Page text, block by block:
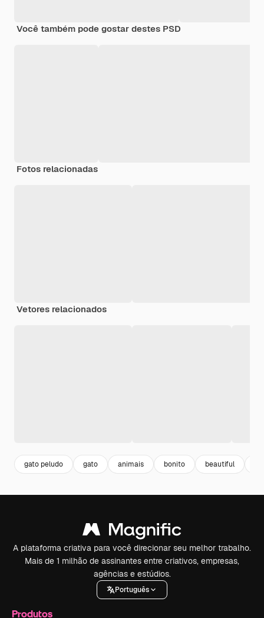
Você também pode gostar destes PSD
Fotos relacionadas
Vetores relacionados
gato peludo gato animais bonito beautiful
A plataforma criativa para você direcionar seu melhor trabalho.
Mais de 1 milhão de assinantes entre criativos, empresas,
agências e estúdios.
Português
Produtos